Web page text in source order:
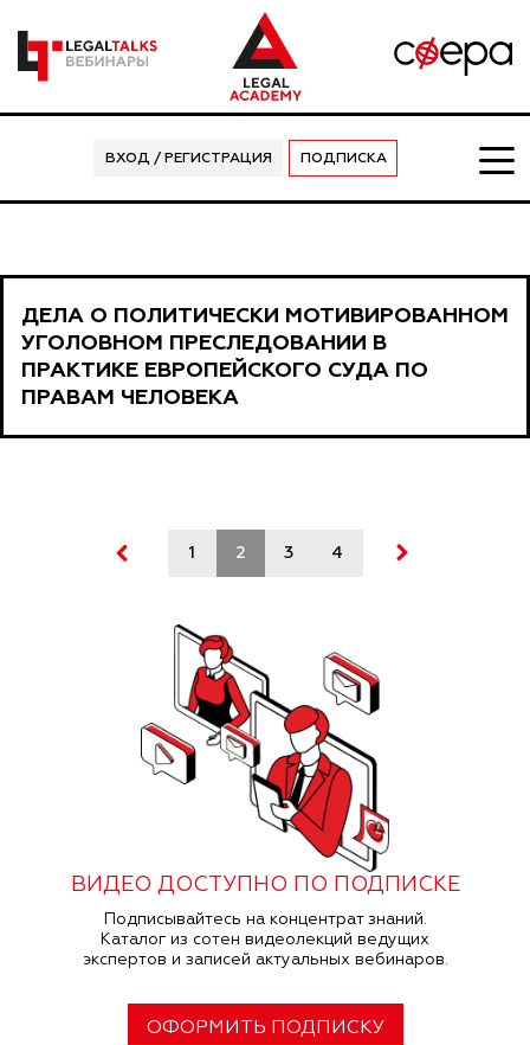
ВХОД / РЕГИСТРАЦИЯ ПОДПИСКА
ДЕЛА О ПОЛИТИЧЕСКИ МОТИВИРОВАННОМ
УГОЛОВНОМ ПРЕСЛЕДОВАНИИ В
ПРАКТИКЕ ЕВРОПЕЙСКОГО СУДА ПО
ПРАВАМ ЧЕЛОВЕКА
1 2 3 4
ВИДЕО ДОСТУПНО ПО ПОДПИСКЕ
Подписывайтесь на концентрат знаний.
Каталог из сотен видеолекций ведущих
экспертов и записей актуальных вебинаров.
ОФОРМИТЬ ПОДПИСКУ